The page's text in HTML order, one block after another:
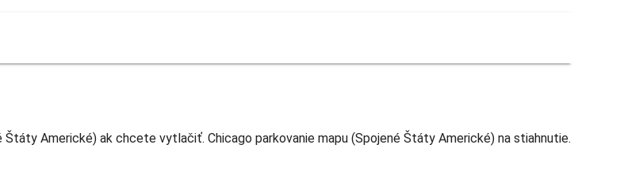
Štáty Americké) ak chcete vytlačiť. Chicago parkovanie mapu (Spojené Štáty Americké) na stiahnutie.